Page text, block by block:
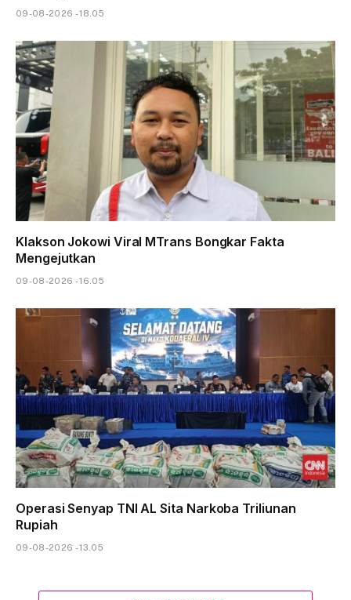
09-08-2026 - 18.05
Klakson Jokowi Viral MTrans Bongkar Fakta
Mengejutkan
09-08-2026 - 16.05
Operasi Senyap TNI AL Sita Narkoba Triliunan
Rupiah
09-08-2026 - 13.05